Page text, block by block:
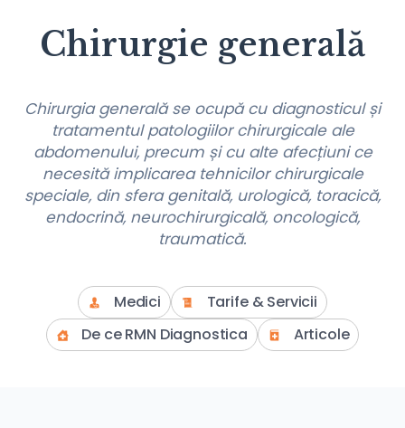
Chirurgie generală
Chirurgia generală se ocupă cu diagnosticul și
tratamentul patologiilor chirurgicale ale
abdomenului, precum și cu alte afecțiuni ce
necesită implicarea tehnicilor chirurgicale
speciale, din sfera genitală, urologică, toracică,
endocrină, neurochirurgicală, oncologică,
traumatică.
Medici
Tarife & Servicii
De ce RMN Diagnostica
Articole